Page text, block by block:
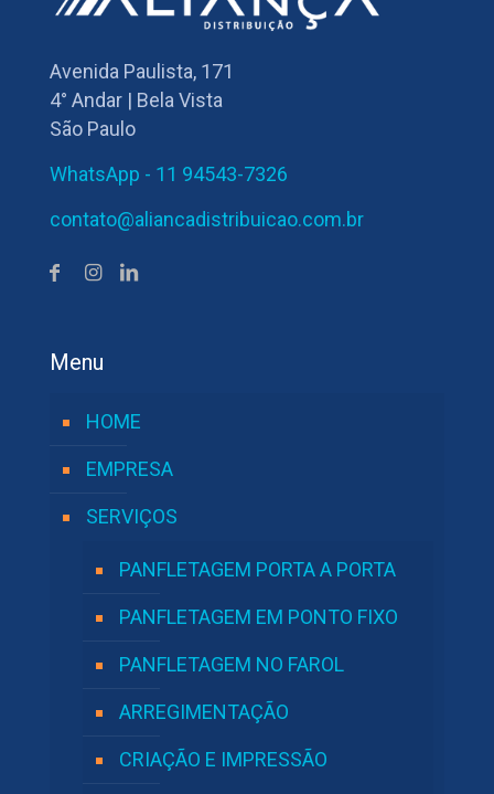
Avenida Paulista, 171
4° Andar | Bela Vista
São Paulo
WhatsApp - 11 94543-7326
contato@aliancadistribuicao.com.br
Menu
HOME
EMPRESA
SERVIÇOS
PANFLETAGEM PORTA A PORTA
PANFLETAGEM EM PONTO FIXO
PANFLETAGEM NO FAROL
ARREGIMENTAÇÃO
CRIAÇÃO E IMPRESSÃO